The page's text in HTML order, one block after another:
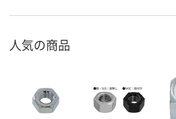
人気の商品